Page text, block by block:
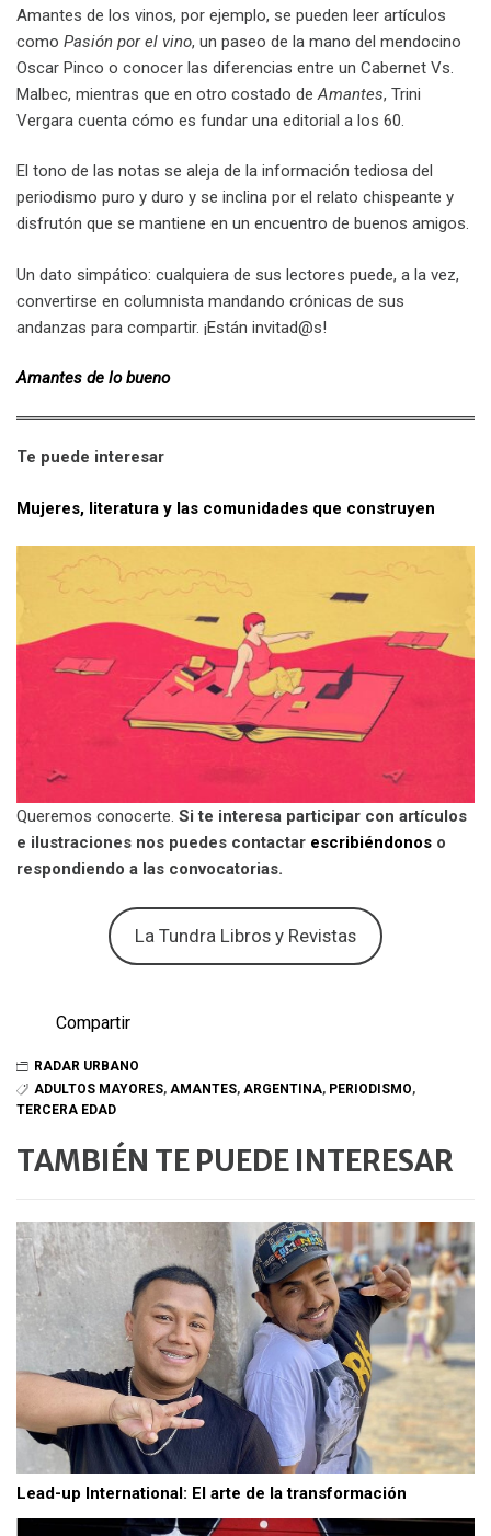
Amantes de los vinos, por ejemplo, se pueden leer artículos
como Pasión por el vino, un paseo de la mano del mendocino
Oscar Pinco o conocer las diferencias entre un Cabernet Vs.
Malbec, mientras que en otro costado de Amantes, Trini
Vergara cuenta cómo es fundar una editorial a los 60.
El tono de las notas se aleja de la información tediosa del
periodismo puro y duro y se inclina por el relato chispeante y
disfrutón que se mantiene en un encuentro de buenos amigos.
Un dato simpático: cualquiera de sus lectores puede, a la vez,
convertirse en columnista mandando crónicas de sus
andanzas para compartir. ¡Están invitad@s!
Amantes de lo bueno
Te puede interesar
Mujeres, literatura y las comunidades que construyen
Queremos conocerte. Si te interesa participar con artículos
e ilustraciones nos puedes contactar escribiéndonos o
respondiendo a las convocatorias.
La Tundra Libros y Revistas
Compartir
RADAR URBANO
ADULTOS MAYORES, AMANTES, ARGENTINA, PERIODISMO,
TERCERA EDAD
TAMBIÉN TE PUEDE INTERESAR
Lead-up International: El arte de la transformación